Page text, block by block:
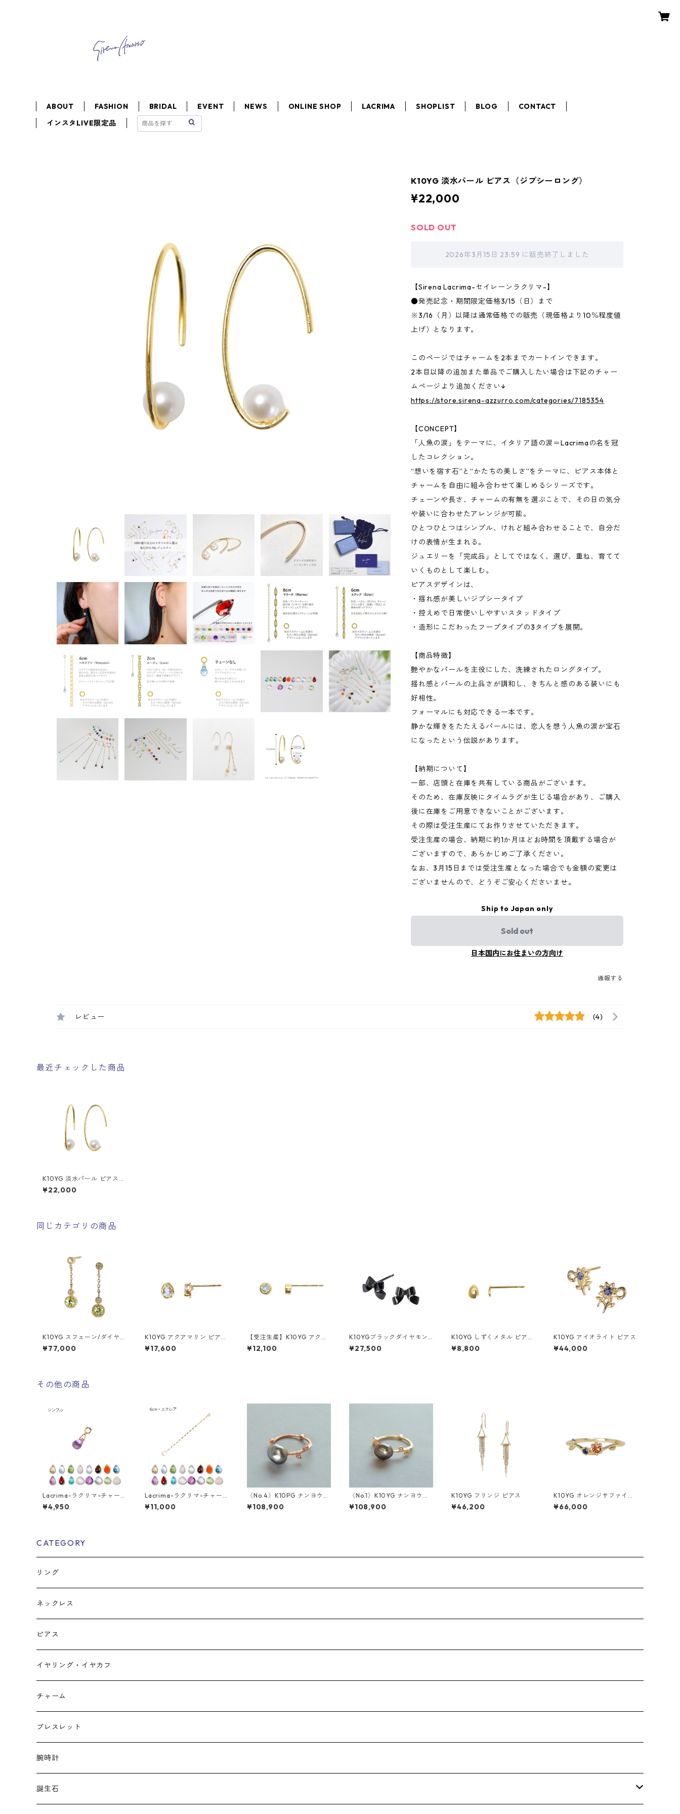
ABOUT FASHION BRIDAL EVENT NEWS ONLINE SHOP LACRIMA SHOPLIST BLOG
CONTACT
インスタLIVE限定品
K10YG 淡水パール ピアス（ジプシーロング）
¥22,000
SOLD OUT
2026年3月15日 23:59 に販売終了しました
【Sirena Lacrima-セイレーンラクリマ-】
●発売記念・期間限定価格3/15（日）まで
※3/16（月）以降は通常価格での販売（現価格より10％程度値
上げ）となります。
このページではチャームを2本までカートインできます。
2本目以降の追加また単品でご購入したい場合は下記のチャー
ムページより追加ください↓
https://store.sirena-azzurro.com/categories/7185354
【CONCEPT】
「人魚の涙」をテーマに、イタリア語の涙＝Lacrimaの名を冠
したコレクション。
“想いを宿す石”と“かたちの美しさ”をテーマに、ピアス本体と
チャームを自由に組み合わせて楽しめるシリーズです。
チェーンや長さ、チャームの有無を選ぶことで、その日の気分
や装いに合わせたアレンジが可能。
ひとつひとつはシンプル、けれど組み合わせることで、自分だ
けの表情が生まれる。
ジュエリーを「完成品」としてではなく、選び、重ね、育てて
いくものとして楽しむ。
ピアスデザインは、
・揺れ感が美しいジプシータイプ
・控えめで日常使いしやすいスタッドタイプ
・造形にこだわったフープタイプの3タイプを展開。
【商品特徴】
艶やかなパールを主役にした、洗練されたロングタイプ。
揺れ感とパールの上品さが調和し、きちんと感のある装いにも
好相性。
フォーマルにも対応できる一本です。
静かな輝きをたたえるパールには、恋人を想う人魚の涙が宝石
になったという伝説があります。
【納期について】
一部、店頭と在庫を共有している商品がございます。
そのため、在庫反映にタイムラグが生じる場合があり、ご購入
後に在庫をご用意できないことがございます。
その際は受注生産にてお作りさせていただきます。
受注生産の場合、納期に約1か月ほどお時間を頂戴する場合が
ございますので、あらかじめご了承ください。
なお、3月15日までは受注生産となった場合でも金額の変更は
ございませんので、どうぞご安心くださいませ。
Ship to Japan only
Sold out
日本国内にお住まいの方向け
通報する
レビュー (4)
最近チェックした商品
K10YG 淡水パール ピアス
（ジプシーロング）
¥22,000
同じカテゴリの商品
K10YG スフェーン/ダイヤモ
ンド（0.04ct） ピアス
¥77,000
K10YG アクアマリン ピアス
（スタッド）
¥17,600
【受注生産】K10YG アクア
マリン ピアス（スタッド）
¥12,100
K10YGブラックダイヤモン
ド ピアス
¥27,500
K10YG しずくメタル ピアス
（スタッド）
¥8,800
K10YG アイオライト ピアス
¥44,000
その他の商品
Lacrima-ラクリマ-チャー
ム（シンプル）
¥4,950
Lacrima-ラクリマ-チャー
ム（エクレア）
¥11,000
〈No.4〉K10PG ナンヨウパ
ール/タンザナイト/ダイヤ/
ローズカットダイヤ/ブルー
¥108,900
〈No.1〉K10YG ナンヨウパ
ール/アメジスト/ローズカッ
トダイヤ/ブラウンダイヤ/グ
¥108,900
K10YG フリンジ ピアス
¥46,200
K10YG オレンジサファイア/
ブルーサファイア リング
¥66,000
CATEGORY
リング
ネックレス
ピアス
イヤリング・イヤカフ
チャーム
ブレスレット
腕時計
誕生石